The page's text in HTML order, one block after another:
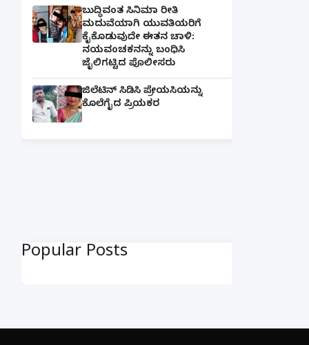
ಬುದ್ಧಿವಂತ ಸಿನಿಮಾ ರೀತಿ
ಮದುವೆಯಾಗಿ ಯುವತಿಯರಿಗೆ
ಕೈಕೊಡುವುದೇ ಈತನ ಚಾಳಿ:
ನಯವಂಚಕನನ್ನು ಬಂಧಿಸಿ
ಜೈಲಿಗಟ್ಟಿದ ಪೊಲೀಸರು
ಜಿಲೆಟಿನ್ ಸಿಡಿಸಿ ಪ್ರೇಯಸಿಯನ್ನು
ಕೊಲೆಗೈದ ಪ್ರಿಯಕರ
Popular Posts
×
📢 ನಮ್ಮ WhatsApp ಗ್ರೂಪ್‌ಗೆ ಸೇರಿ — ತಕ್ಷಣದ